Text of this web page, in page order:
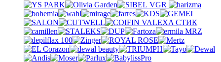
VGR
VALEXA СТИК
MRZ